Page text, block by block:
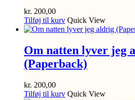
kr. 200,00
Tilføj til kurv Quick View
Om natten lyver jeg
(Paperback)
kr. 200,00
Tilføj til kurv Quick View